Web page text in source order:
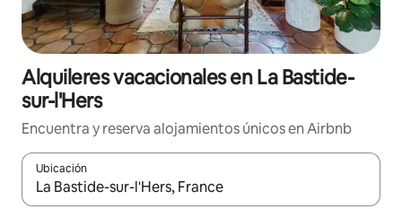
Alquileres vacacionales en La Bastide-
sur-l'Hers
Encuentra y reserva alojamientos únicos en Airbnb
Ubicación
Cuando los resultados estén disponibles, navega con las